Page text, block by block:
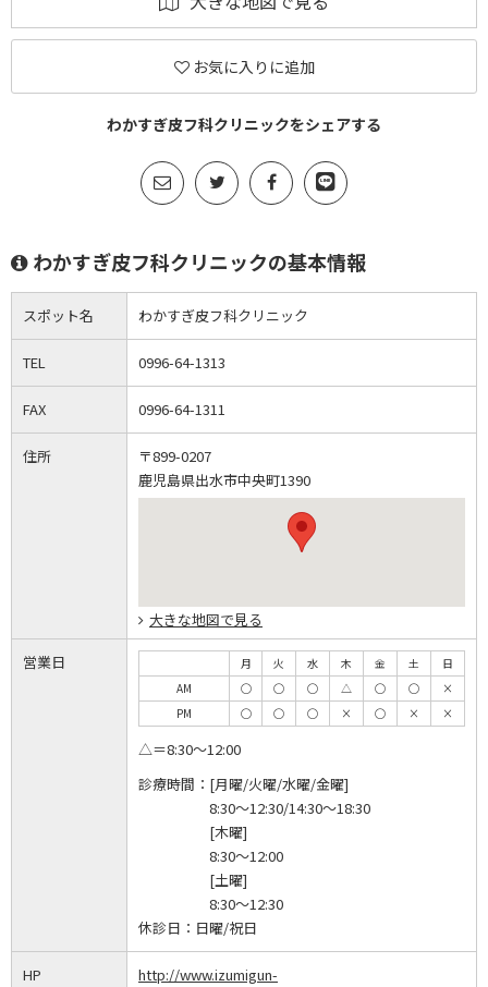
お気に入りに追加
わかすぎ皮フ科クリニックをシェアする
わかすぎ皮フ科クリニックの基本情報
スポット名 わかすぎ皮フ科クリニック
TEL 0996-64-1313
FAX 0996-64-1311
住所
〒899-0207
鹿児島県出水市中央町1390
大きな地図で見る
営業日 月 火 水 木 金 土
日
AM
◯ ◯ ◯ △ ◯ ◯
×
PM
◯ ◯ ◯ × ◯ × ×
△＝8:30～12:00
診療時間： [月曜/火曜/水曜/金曜]
8:30～12:30/14:30～18:30
[木曜]
8:30～12:00
[土曜]
8:30～12:30
休診日： 日曜/祝日
HP
http://www.izumigun-